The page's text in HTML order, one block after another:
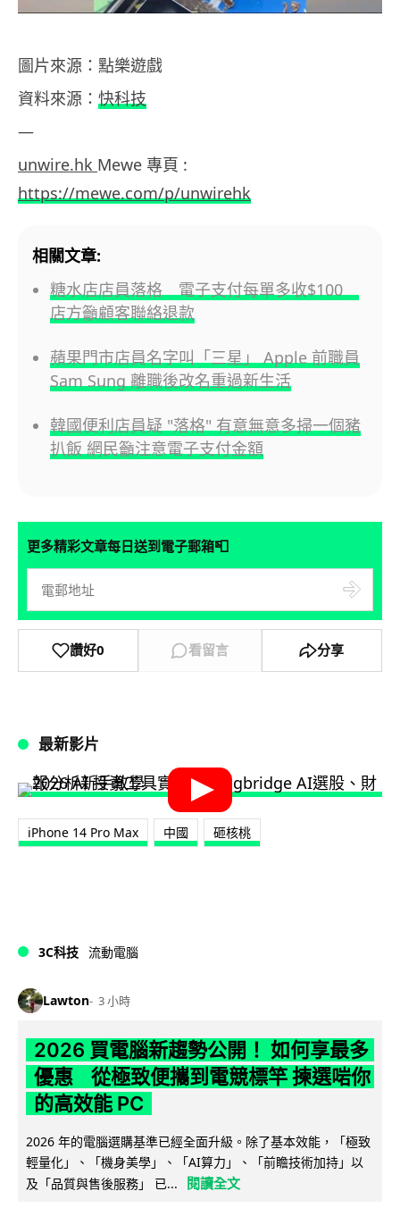
圖片來源：點樂遊戲
資料來源： 快科技
—
unwire.hk Mewe 專頁 :
https://mewe.com/p/unwirehk
相關文章:
糖水店店員落格 電子支付每單多收$100
店方籲顧客聯絡退款
蘋果門市店員名字叫「三星」 Apple 前職員
Sam Sung 離職後改名重過新生活
韓國便利店員疑 "落格" 有意無意多掃一個豬
扒飯 網民籲注意電子支付金額
更多精彩文章每日送到電子郵箱📮
讚好0 看留言 分享
最新影片
iPhone 14 Pro Max 中國 砸核桃
3C科技 流動電腦
Lawton 3 小時
2026 買電腦新趨勢公開！ 如何享最多
優惠 從極致便攜到電競標竿 揀選啱你
的高效能 PC
2026 年的電腦選購基準已經全面升級。除了基本效能，「極致
輕量化」、「機身美學」、「AI算力」、「前瞻技術加持」以
及「品質與售後服務」 已...
閱讀全文